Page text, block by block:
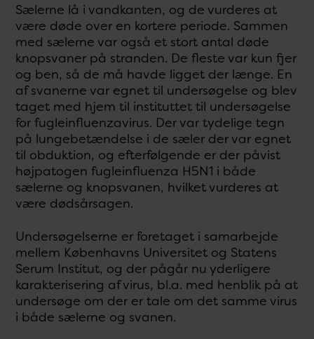
Sælerne lå i vandkanten, og de vurderes at
være døde over en kortere periode. Sammen
med sælerne var også et stort antal døde
knopsvaner på stranden. De fleste var kun fjer
og ben, så de må havde ligget der længe. En
af svanerne var egnet til undersøgelse og blev
taget med hjem til instituttet til undersøgelse
for fugleinfluenzavirus. Der var tydelige tegn
på lungebetændelse i de sæler der var egnet
til obduktion, og efterfølgende er der påvist
højpatogen fugleinfluenza H5N1 i både
sælerne og knopsvanen, hvilket vurderes at
være dødsårsagen.
Undersøgelserne er foretaget i samarbejde
mellem Københavns Universitet og Statens
Serum Institut, og der pågår nu yderligere
karakterisering af virus, bl.a. med henblik på at
undersøge om der er tale om det samme virus
i både sælerne og svanen.